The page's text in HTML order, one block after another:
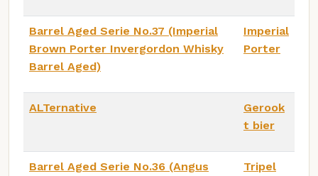
Barrel Aged Serie No.37 (Imperial
Brown Porter Invergordon Whisky
Barrel Aged)
Imperial
Porter
ALTernative
Gerook
t bier
Barrel Aged Serie No.36 (Angus
Tripel